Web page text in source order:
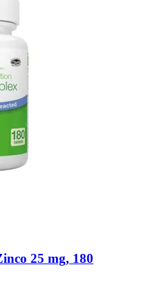
25 mg, 180